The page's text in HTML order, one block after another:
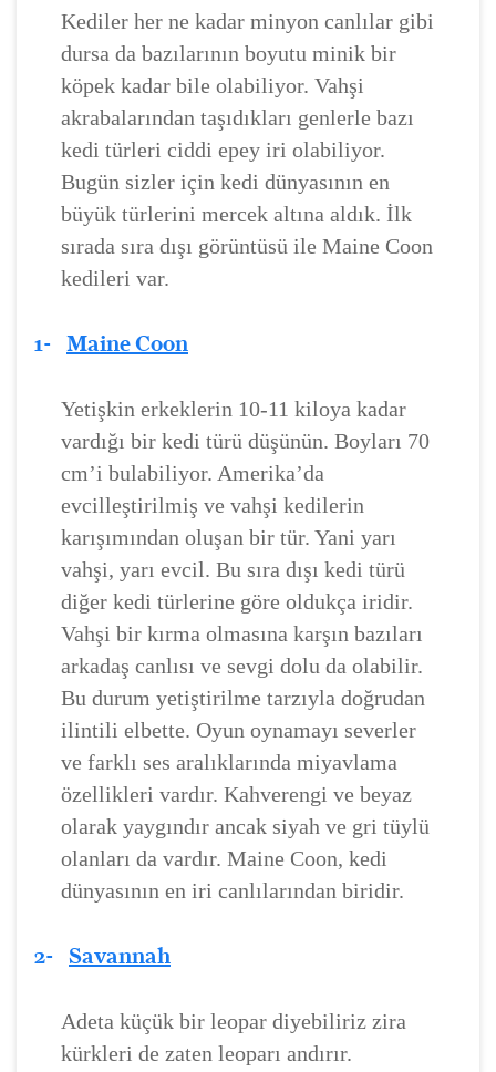
Kediler her ne kadar minyon canlılar gibi
dursa da bazılarının boyutu minik bir
köpek kadar bile olabiliyor. Vahşi
akrabalarından taşıdıkları genlerle bazı
kedi türleri ciddi epey iri olabiliyor.
Bugün sizler için kedi dünyasının en
büyük türlerini mercek altına aldık. İlk
sırada sıra dışı görüntüsü ile Maine Coon
kedileri var.
1- Maine Coon
Yetişkin erkeklerin 10-11 kiloya kadar
vardığı bir kedi türü düşünün. Boyları 70
cm’i bulabiliyor. Amerika’da
evcilleştirilmiş ve vahşi kedilerin
karışımından oluşan bir tür. Yani yarı
vahşi, yarı evcil. Bu sıra dışı kedi türü
diğer kedi türlerine göre oldukça iridir.
Vahşi bir kırma olmasına karşın bazıları
arkadaş canlısı ve sevgi dolu da olabilir.
Bu durum yetiştirilme tarzıyla doğrudan
ilintili elbette. Oyun oynamayı severler
ve farklı ses aralıklarında miyavlama
özellikleri vardır. Kahverengi ve beyaz
olarak yaygındır ancak siyah ve gri tüylü
olanları da vardır. Maine Coon, kedi
dünyasının en iri canlılarından biridir.
2- Savannah
Adeta küçük bir leopar diyebiliriz zira
kürkleri de zaten leoparı andırır.